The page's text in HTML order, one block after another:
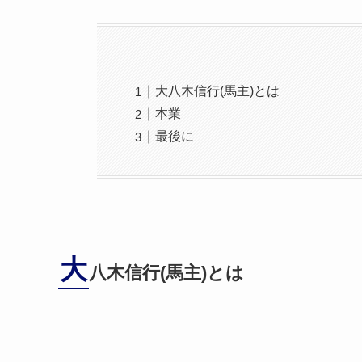
大八木信行(馬主)とは
本業
最後に
大八木信行(馬主)とは